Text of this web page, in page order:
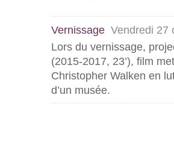
Vernissage Vendredi 27
Lors du vernissage,
(2015-2017, 23’), film
Christopher Walken en
d’un musée.